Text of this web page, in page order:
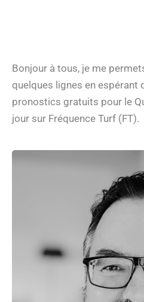
Bonjour à tous, je me
quelques lignes en espérant
pronostics gratuits pour le
jour sur Fréquence Turf (FT).